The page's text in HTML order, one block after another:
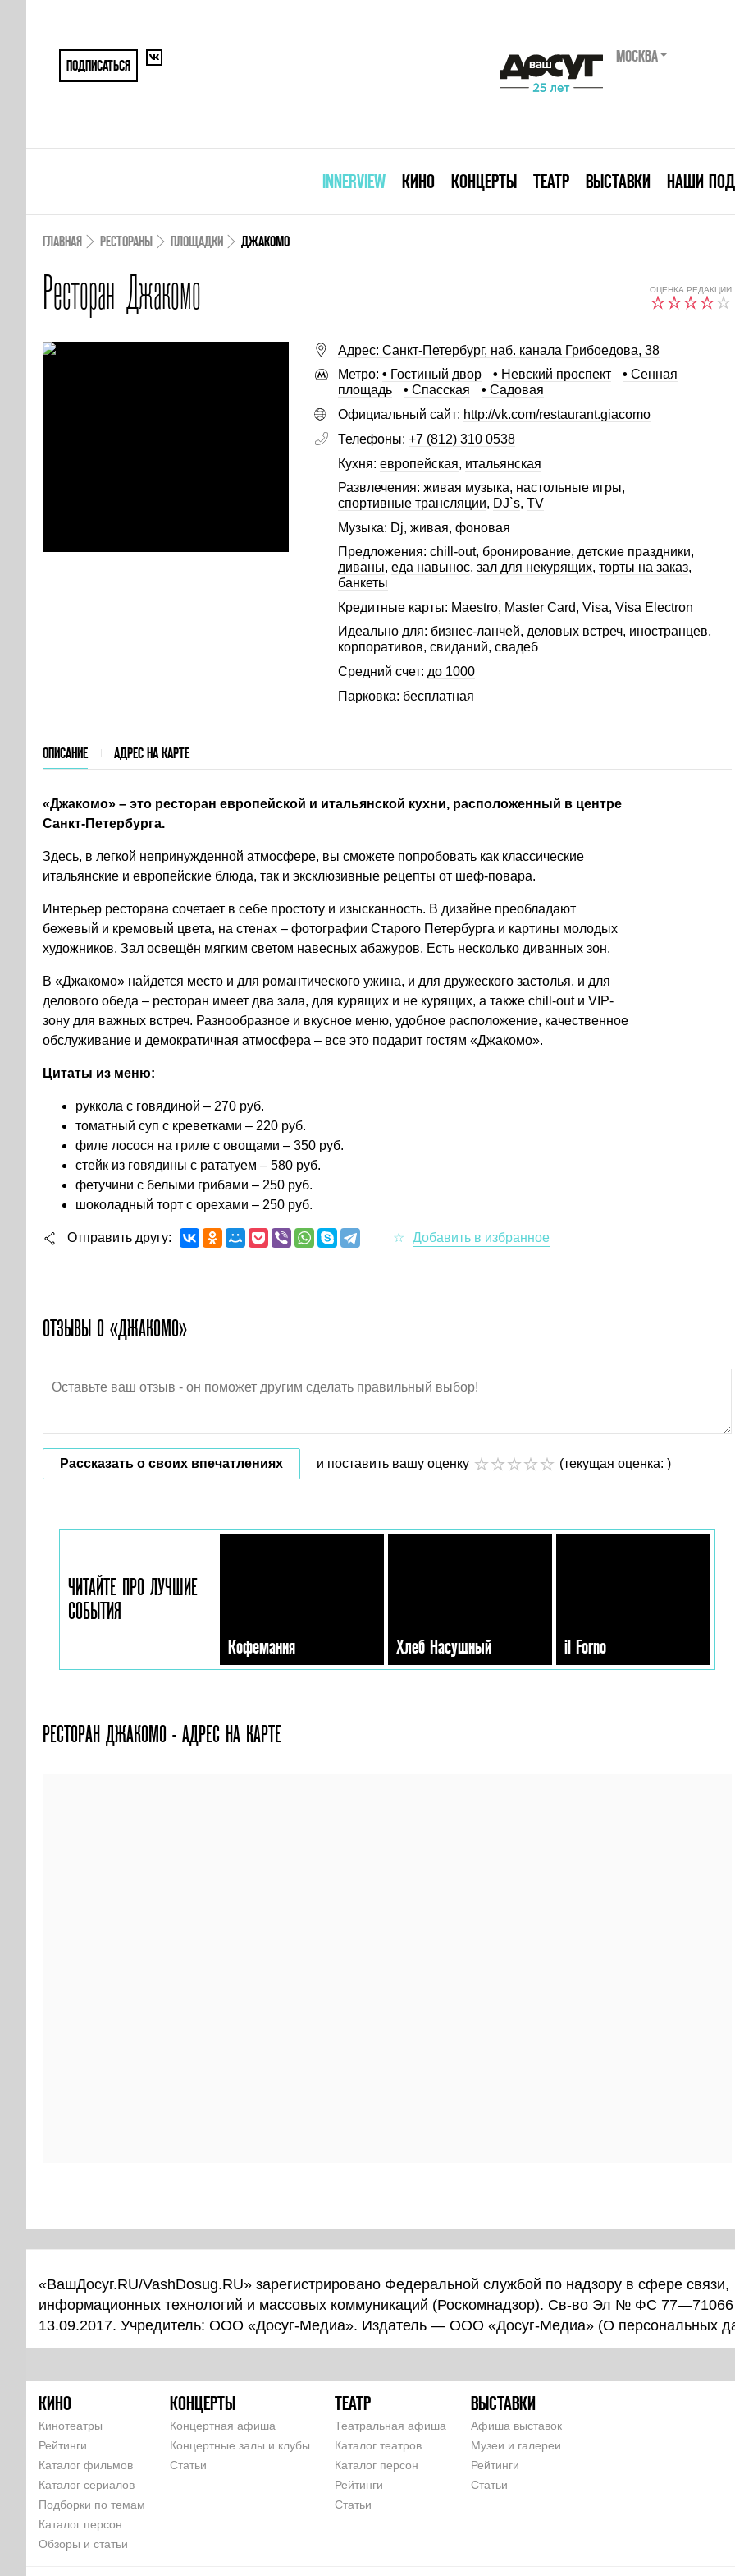
ПОДПИСАТЬСЯ
МОСКВА
INNERVIEW КИНО КОНЦЕРТЫ ТЕАТР ВЫСТАВКИ НАШИ
ГЛАВНАЯ РЕСТОРАНЫ ПЛОЩАДКИ ДЖАКОМО
Ресторан Джакомо ОЦЕНКА РЕДАКЦИИ
Адрес: Санкт-Петербург, наб. канала Грибоедова, 38
Метро: • Гостиный двор • Невский проспект • Сенная
площадь
• Спасская • Садовая
Официальный сайт: http://vk.com/restaurant.giacomo
Телефоны: +7 (812) 310 0538
Кухня: европейская, итальянская
Развлечения: живая музыка, настольные игры,
спортивные трансляции, DJ`s, TV
Музыка: Dj, живая, фоновая
Предложения: сhill-out, бронирование, детские праздники,
диваны, еда навынос, зал для некурящих, торты на заказ,
банкеты
Кредитные карты: Maestro, Master Card, Visa, Visa Electron
Идеально для: бизнес-ланчей, деловых встреч, иностранцев,
корпоративов, свиданий, свадеб
Средний счет: до 1000
Парковка: бесплатная
ОПИСАНИЕ АДРЕС НА КАРТЕ
«Джакомо» – это ресторан европейской и итальянской кухни, расположенный в центре
Санкт-Петербурга.
Здесь, в легкой непринужденной атмосфере, вы сможете попробовать как классические
итальянские и европейские блюда, так и эксклюзивные рецепты от шеф-повара.
Интерьер ресторана сочетает в себе простоту и изысканность. В дизайне преобладают
бежевый и кремовый цвета, на стенах – фотографии Старого Петербурга и картины молодых
художников. Зал освещён мягким светом навесных абажуров. Есть несколько диванных зон.
В «Джакомо» найдется место и для романтического ужина, и для дружеского застолья, и для
делового обеда – ресторан имеет два зала, для курящих и не курящих, а также chill-out и VIP-
зону для важных встреч. Разнообразное и вкусное меню, удобное расположение, качественное
обслуживание и демократичная атмосфера – все это подарит гостям «Джакомо».
Цитаты из меню:
руккола с говядиной – 270 руб.
томатный суп с креветками – 220 руб.
филе лосося на гриле с овощами – 350 руб.
стейк из говядины с рататуем – 580 руб.
фетучини с белыми грибами – 250 руб.
шоколадный торт с орехами – 250 руб.
Отправить другу
ОТЗЫВЫ О «ДЖАКОМО»
Рассказать о своих впечатлениях и поставить вашу оценку (текущая оценка: )
ЧИТАЙТЕ ПРО ЛУЧШИЕ
СОБЫТИЯ
Кофемания Хлеб Насущный il Forno
РЕСТОРАН ДЖАКОМО - АДРЕС НА КАРТЕ
«ВашДосуг.RU/VashDosug.RU» зарегистрировано Федеральной службой по надзору в сфере связи,
информационных технологий и массовых коммуникаций (Роскомнадзор). Св-во Эл № ФС 77—71066
13.09.2017. Учредитель: ООО «Досуг-Медиа». Издатель — ООО «Досуг-Медиа» (О персональных
КИНО
Кинотеатры
Рейтинги
Каталог фильмов
Каталог сериалов
Подборки по темам
Каталог персон
Обзоры и статьи
КОНЦЕРТЫ
Концертная афиша
Концертные залы и клубы
Статьи
ТЕАТР
Театральная афиша
Каталог театров
Каталог персон
Рейтинги
Статьи
ВЫСТАВКИ
Афиша выставок
Музеи и галереи
Рейтинги
Статьи